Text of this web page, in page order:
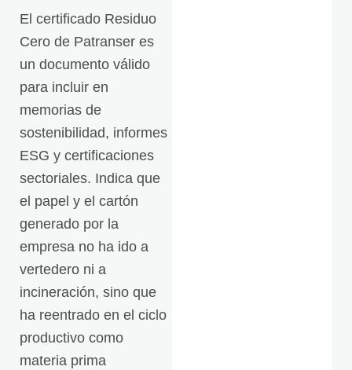
El certificado Residuo
Cero de Patranser es
un documento válido
para incluir en
memorias de
sostenibilidad, informes
ESG y certificaciones
sectoriales. Indica que
el papel y el cartón
generado por la
empresa no ha ido a
vertedero ni a
incineración, sino que
ha reentrado en el ciclo
productivo como
materia prima